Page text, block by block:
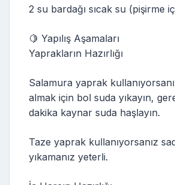
2 su bardağı sıcak su (pişirme
🍋 Yapılış Aşamaları
Yaprakların Hazırlığı
Salamura yaprak
almak için bol suda yıkayın,
dakika kaynar suda haşlayın.
Taze yaprak kullanıyorsanız
yıkamanız yeterli.